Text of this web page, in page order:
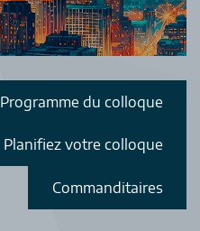
Programme du colloque
Planifiez votre colloque
Commanditaires